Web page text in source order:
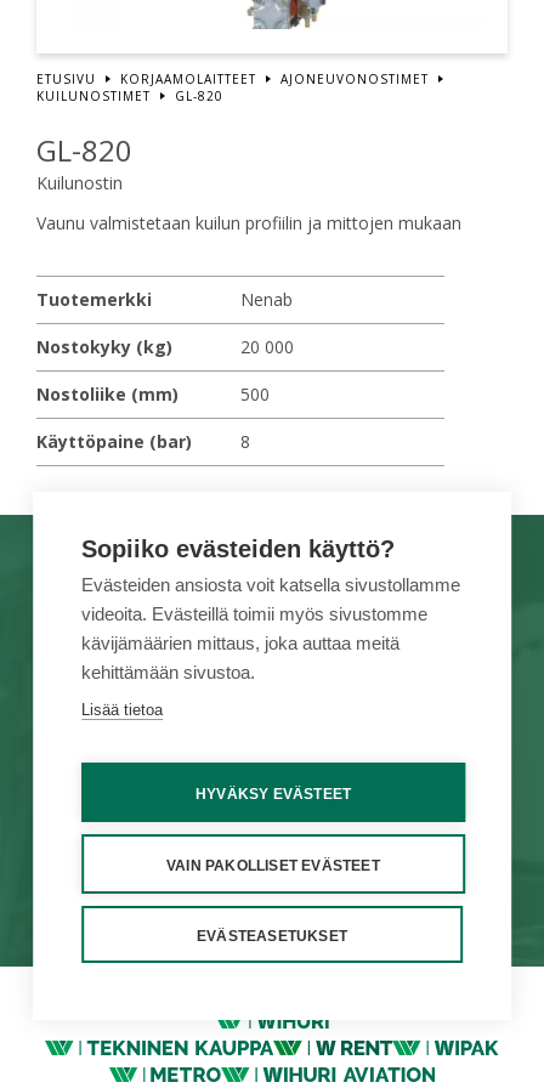
ETUSIVU KORJAAMOLAITTEET
AJONEUVONOSTIMET
KUILUNOSTIMET
GL-820
GL-820
Kuilunostin
Vaunu valmistetaan kuilun profiilin ja mittojen mukaan
Tuotemerkki Nenab
Nostokyky (kg) 20 000
Nostoliike (mm) 500
Käyttöpaine (bar) 8
TUOTEMERKIT
PALVELUT
KAMPANJAT
VUOKRAUS
TÖIHIN MEILLE
TIETOA MEISTÄ
Yleiset ehdotNäin me toimimme
Väärinkäytösten ilmoituskanavaKäyttöturvallisuustiedotteet
TietosuojaKäyttöehdotEvästeasetukset
Sopiiko evästeiden käyttö?
Evästeiden ansiosta voit katsella sivustollamme
videoita. Evästeillä toimii myös sivustomme
kävijämäärien mittaus, joka auttaa meitä
kehittämään sivustoa.
Lisää tietoa
HYVÄKSY EVÄSTEET
VAIN PAKOLLISET EVÄSTEET
EVÄSTEASETUKSET